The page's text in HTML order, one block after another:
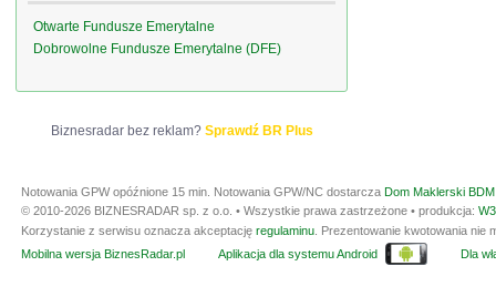
Otwarte Fundusze Emerytalne
Dobrowolne Fundusze Emerytalne (DFE)
Biznesradar bez reklam? Sprawdź BR Plus
Notowania GPW opóźnione 15 min. Notowania GPW/NC dostarcza Dom Maklerski
© 2010-2026 BIZNESRADAR sp. z o.o. • Wszystkie prawa zastrzeżone • produkcja:
Korzystanie z serwisu oznacza akceptację regulaminu . Prezentowanie kwotowania
Mobilna wersja BiznesRadar.pl
Aplikacja dla systemu Android Dla